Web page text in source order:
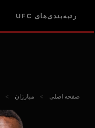
رتبه‌بندی‌های UFC
صفحه اصلی > مبارزان >